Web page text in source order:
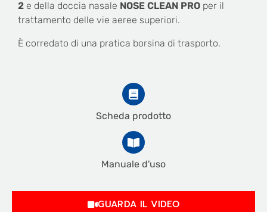
2 e della doccia nasale NOSE CLEAN PRO per il
trattamento delle vie aeree superiori.
È corredato di una pratica borsina di trasporto.
Scheda prodotto
Manuale d'uso
GUARDA IL VIDEO